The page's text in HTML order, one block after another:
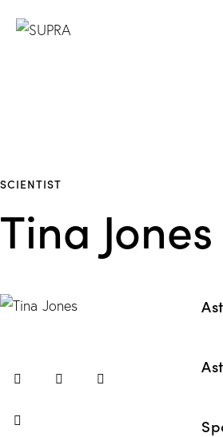
SCIENTIST
Tina Jones
80%
90%